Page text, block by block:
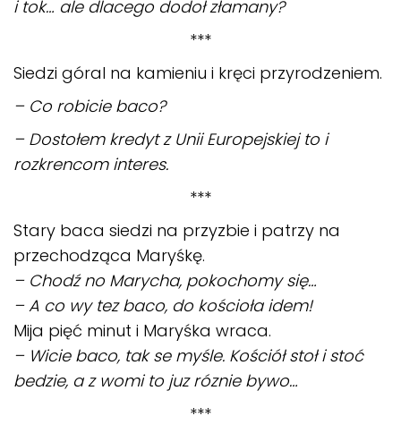
i tok… ale dlacego dodoł złamany?
***
Siedzi góral na kamieniu i kręci przyrodzeniem.
– Co robicie baco?
– Dostołem kredyt z Unii Europejskiej to i
rozkrencom interes.
***
Stary baca siedzi na przyzbie i patrzy na
przechodząca Maryśkę.
– Chodź no Marycha, pokochomy się…
– A co wy tez baco, do kościoła idem!
Mija pięć minut i Maryśka wraca.
– Wicie baco, tak se myśle. Kościół stoł i stoć
bedzie, a z womi to juz róznie bywo…
***